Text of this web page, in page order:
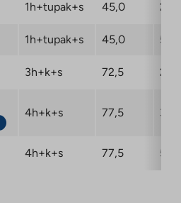
1h+tupak+s 45,0 2/8
1h+tupak+s 45,0 5/8
3h+k+s 72,5 2/8
4h+k+s 77,5 3/8
4h+k+s 77,5 5/8